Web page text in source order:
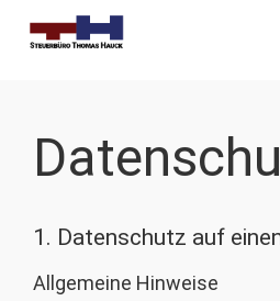
1. Datenschutz auf
Allgemeine Hinweise